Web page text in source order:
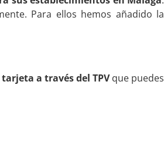
Para ellos hemos añadido la
a través del TPVque puedes